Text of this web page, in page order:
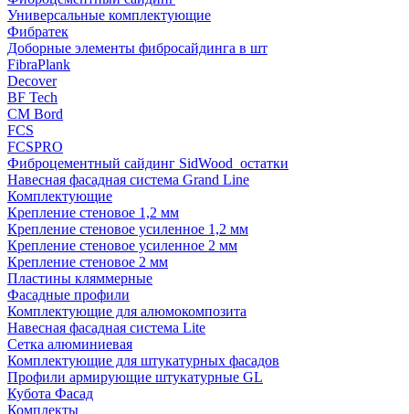
Универсальные комплектующие
Фибратек
Доборные элементы фибросайдинга в шт
FibraPlank
Decover
BF Tech
CM Bord
FCS
FCSPRO
Фиброцементный сайдинг SidWood_остатки
Навесная фасадная система Grand Line
Комплектующие
Крепление стеновое 1,2 мм
Крепление стеновое усиленное 1,2 мм
Крепление стеновое усиленное 2 мм
Крепление стеновое 2 мм
Пластины кляммерные
Фасадные профили
Комплектующие для алюмокомпозита
Навесная фасадная система Lite
Сетка алюминиевая
Комплектующие для штукатурных фасадов
Профили армирующие штукатурные GL
Кубота Фасад
Комплекты